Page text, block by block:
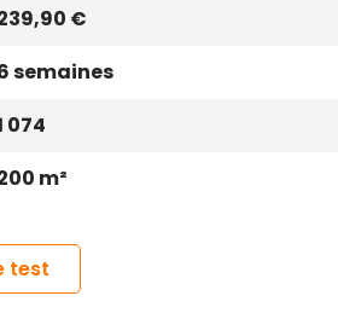
€
semaines
074
m²
test